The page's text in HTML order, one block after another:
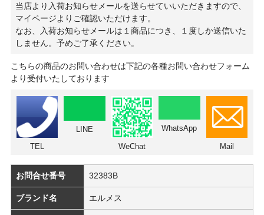
当店より入荷お知らせメールを送らせていいただきますので、
マイページよりご確認いただけます。
なお、入荷お知らせメールは１商品につき、１度しか送信いた
しません。予めご了承ください。
こちらの商品のお問い合わせは下記の各種お問い合わせフォーム
より受付いたしております
TEL
LINE
WeChat
WhatsApp
Mail
お問合せ番号 32383B
ブランド名 エルメス